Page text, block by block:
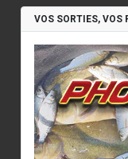
VOS SORTIES, VOS